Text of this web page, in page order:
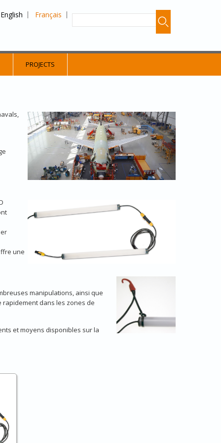
English Français
PROJECTS
une
manipulations, ainsi que
dans les zones de
et moyens disponibles sur la